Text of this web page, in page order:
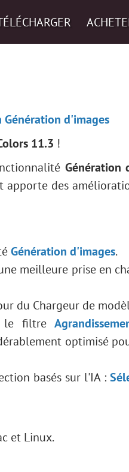
d'images
11.3 !
Génération
des
Génération d'images.
meilleure prise en
du Chargeur de
le filtre
optimisé
basés sur l'IA :
et Linux.